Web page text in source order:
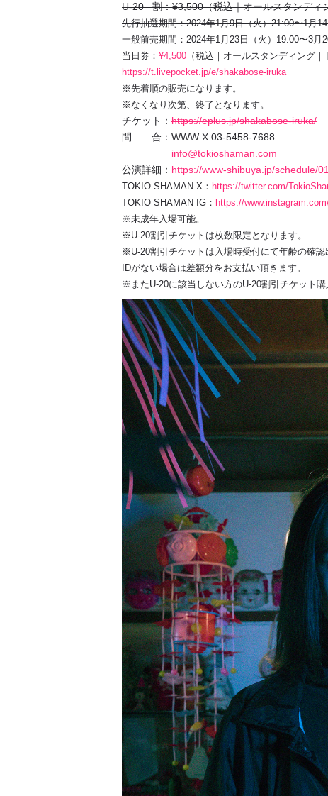
U-20 割：¥3,500（税込｜オールスタンディ
先行抽選期間：2024年1月9日（火）21:00〜1月
一般前売期間：2024年1月23日（火）19:00〜3月
当日券： ¥4,500 （税込｜オールスタンディング｜
https://t.livepocket.jp/e/shakabose-iruka
※先着順の販売になります。
※なくなり次第、終了となります。
チケット： https://eplus.jp/shakabose-iruka/
問 合：WWW X 03-5458-7688
info@tokioshaman.com
公演詳細： https://www-shibuya.jp/schedule/
TOKIO SHAMAN X： https://twitter.com/
TOKIO SHAMAN IG： https://
※未成年入場可能。
※U-20割引チケットは枚数限定となります。
※U-20割引チケットは入場時受付にて年齢の確認
IDがない場合は差額分をお支払い頂きます。
※またU-20に該当しない方のU-20割引チケット購